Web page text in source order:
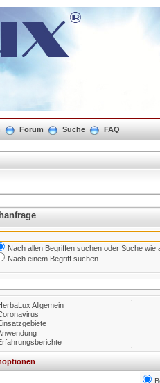
Forum Suche FAQ
Nach allen Begriffen suchen oder Suche wie
Nach einem Begriff suchen